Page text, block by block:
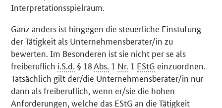
Interpretationsspielraum.
Ganz anders ist hingegen die steuerliche Einstufung
der Tätigkeit als Unternehmensberater/in zu
bewerten. Im Besonderen ist sie nicht per se als
freiberuflich i.S.d. § 18Abs. 1 Nr. 1 EStG einzuordnen.
Tatsächlich gilt der/die Unternehmensberater/in nur
dann als freiberuflich, wenn er/sie die hohen
Anforderungen, welche das EStG an die Tätigkeit